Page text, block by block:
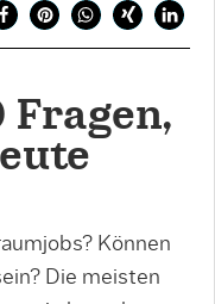
Fragen,
Können
Die meisten